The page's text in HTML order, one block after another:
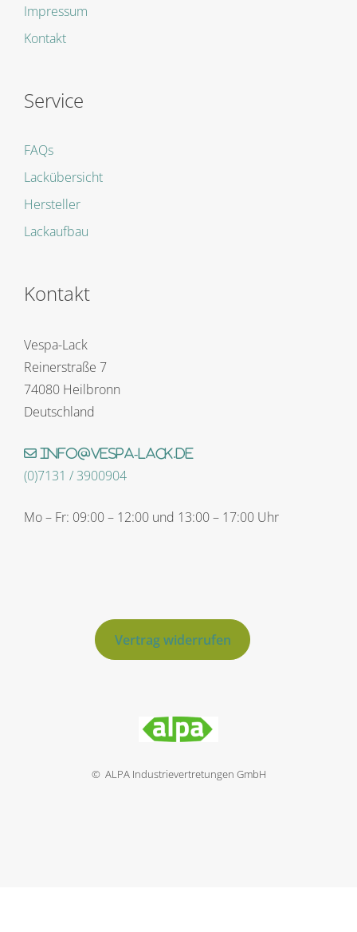
Impressum
Kontakt
Service
FAQs
Lackübersicht
Hersteller
Lackaufbau
Kontakt
Vespa-Lack
Reinerstraße 7
74080 Heilbronn
Deutschland
info@vespa-lack.de
(0)7131 / 3900904
Mo – Fr: 09:00 – 12:00 und 13:00 – 17:00 Uhr
Vertrag widerrufen
© ALPA Industrievertretungen GmbH